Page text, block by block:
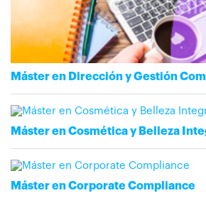
Máster en Dirección y Gestión
Máster en Cosmética y Belleza
Máster en Corporate Compliance